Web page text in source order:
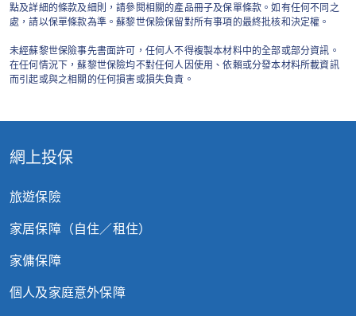
點及詳細的條款及細則，請參閱相關的產品冊子及保單條款。如有任何不同之
處，請以保單條款為準。蘇黎世保險保留對所有事項的最終批核和決定權。
未經蘇黎世保險事先書面許可，任何人不得複製本材料中的全部或部分資訊。
在任何情況下，蘇黎世保險均不對任何人因使用、依賴或分發本材料所載資訊
而引起或與之相關的任何損害或損失負責。
網上投保
旅遊保險
家居保障（自住／租住）
家傭保障
個人及家庭意外保障